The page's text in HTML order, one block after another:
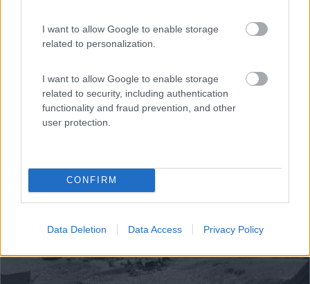
I want to allow Google to enable storage
related to personalization.
I want to allow Google to enable storage
related to security, including authentication
functionality and fraud prevention, and other
user protection.
CONFIRM
Data Deletion Data Access Privacy Policy
Camping Lido Osteno
Claino con Osteno - Lago di Lugano (CO) - 21.7km
Via Brenta, 1 Loc. Osteno